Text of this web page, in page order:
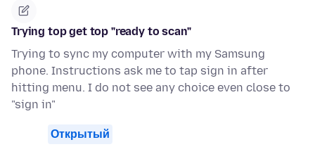
Trying top get top "ready to scan"
Trying to sync my computer with my Samsung
phone. Instructions ask me to tap sign in after
hitting menu. I do not see any choice even close to
"sign in"
Открытый